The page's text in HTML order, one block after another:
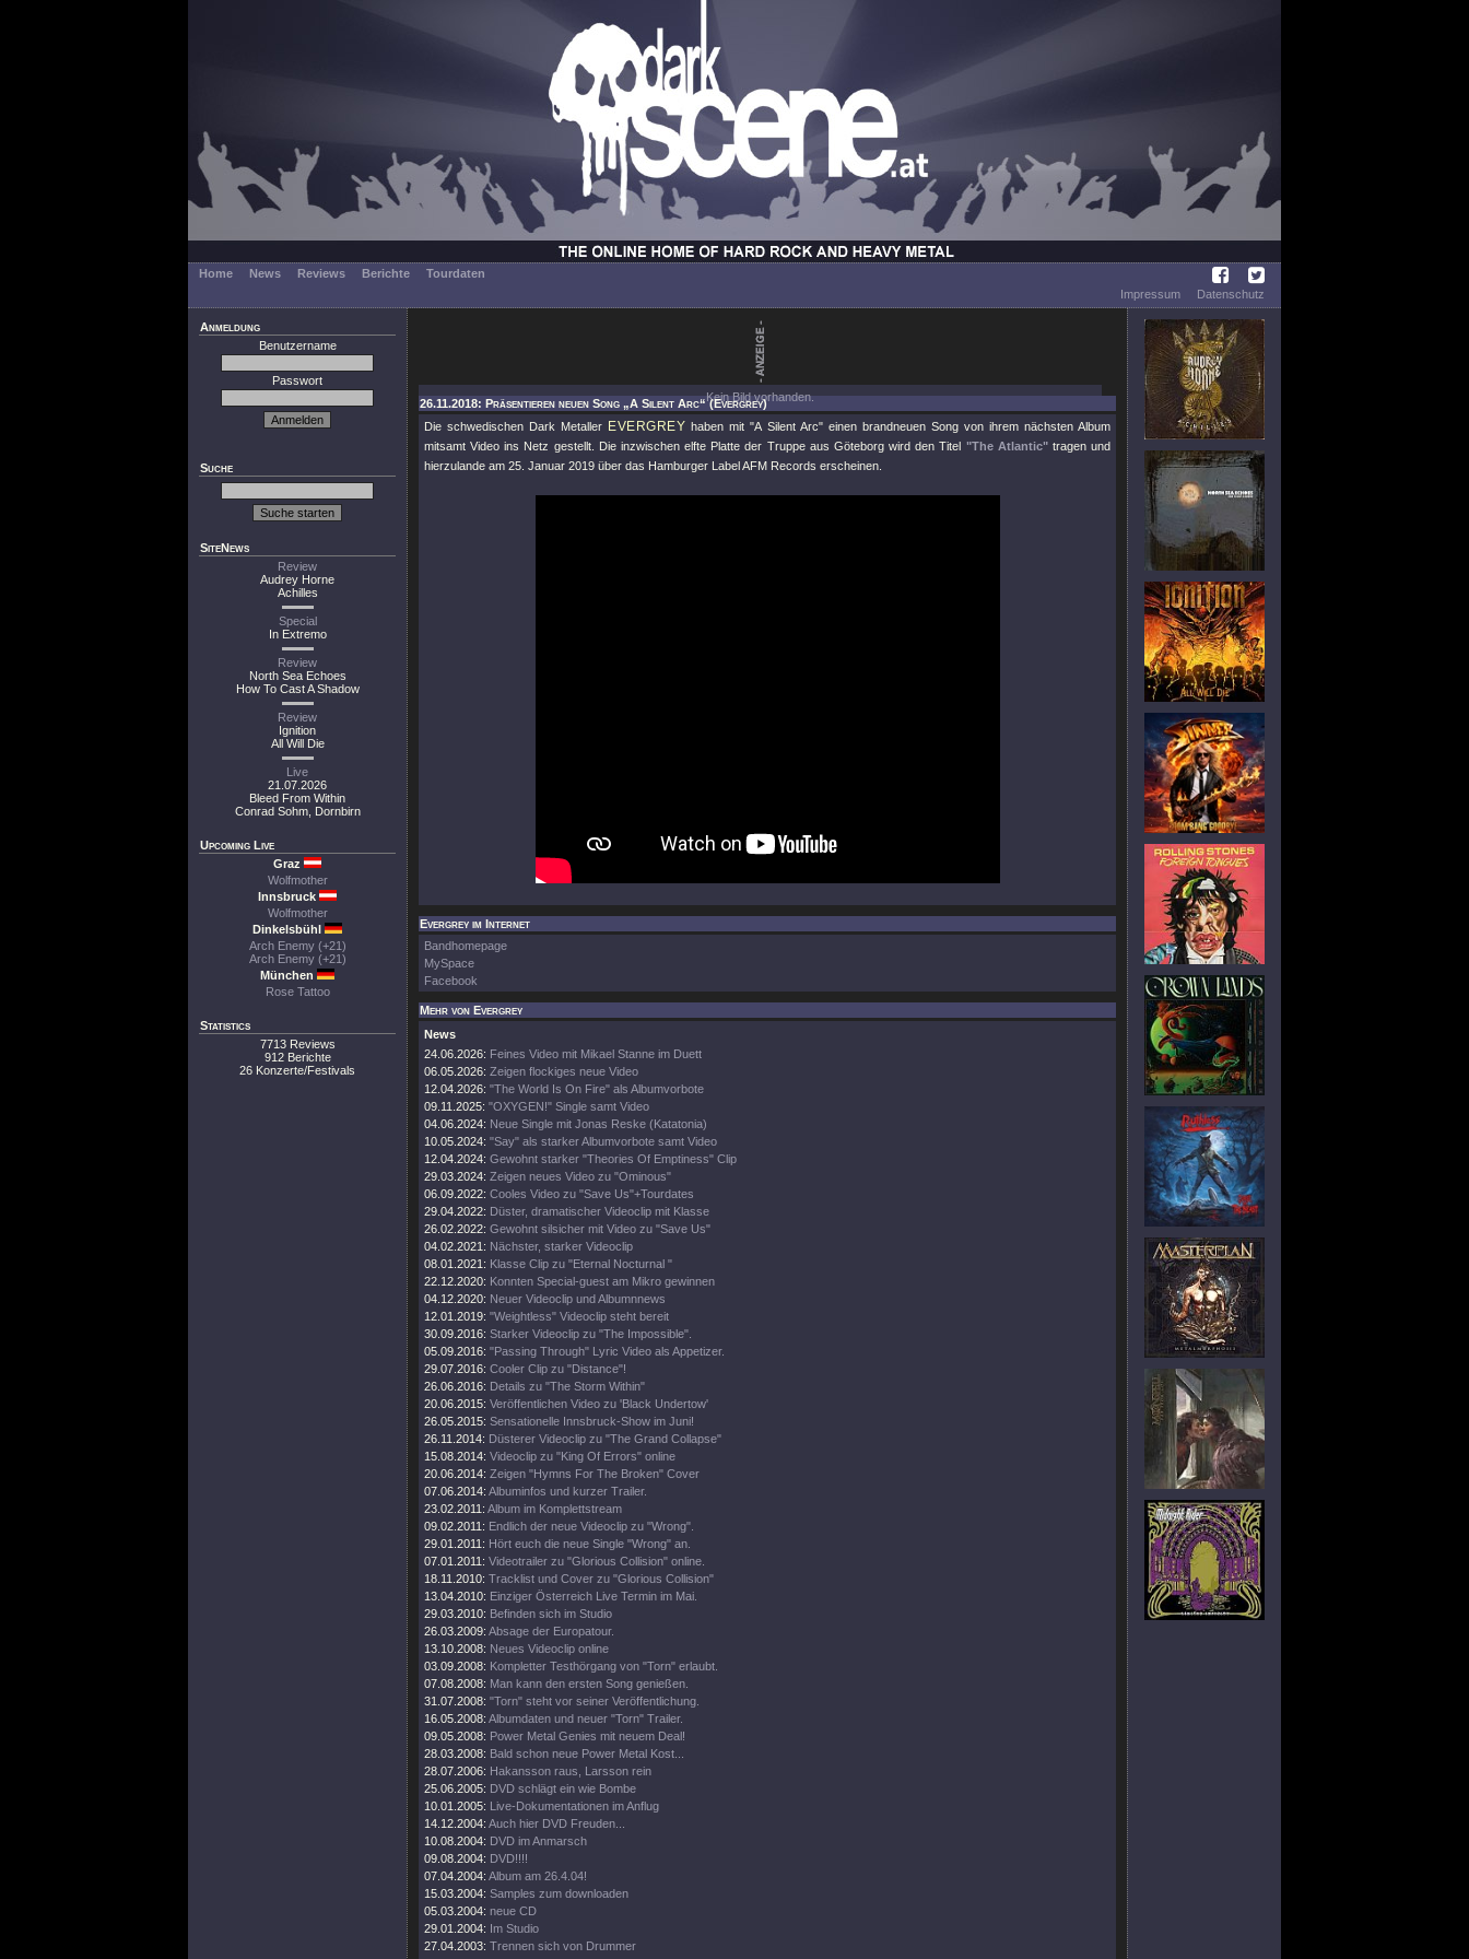
Home News Reviews Berichte
Tourdaten
Impressum
Datenschutz
Anmeldung
Benutzername
Passwort
Suche
SiteNews
Review
Audrey Horne
Achilles
Special
In Extremo
Review
North Sea Echoes
How To Cast A Shadow
Review
Ignition
All Will Die
Live
21.07.2026
Bleed From Within
Conrad Sohm, Dornbirn
Upcoming Live
Graz
Wolfmother
Innsbruck
Wolfmother
Dinkelsbühl
Arch Enemy (+21)
Arch Enemy (+21)
München
Rose Tattoo
Statistics
7713 Reviews
912 Berichte
26 Konzerte/Festivals
Kein Bild vorhanden.
26.11.2018: Präsentieren neuen Song „A Silent Arc“ (Evergrey)
Die schwedischen Dark Metaller EVERGREY haben mit"A Silent Arc"einen brandneuen Song von ihrem nächsten Album
mitsamt Video ins Netz gestellt. Die inzwischen elfte Platte der Truppe aus Göteborg wird den Titel "The Atlantic"tragen und
hierzulande am 25. Januar 2019 über das Hamburger Label AFM Records erscheinen.
Evergrey im Internet
Bandhomepage
MySpace
Facebook
Mehr von Evergrey
News
24.06.2026: Feines Video mit Mikael Stanne im Duett
06.05.2026: Zeigen flockiges neue Video
12.04.2026: "The World Is On Fire" als Albumvorbote
09.11.2025: "OXYGEN!" Single samt Video
04.06.2024: Neue Single mit Jonas Reske (Katatonia)
10.05.2024: "Say" als starker Albumvorbote samt Video
12.04.2024: Gewohnt starker "Theories Of Emptiness" Clip
29.03.2024: Zeigen neues Video zu "Ominous"
06.09.2022: Cooles Video zu "Save Us"+Tourdates
29.04.2022: Düster, dramatischer Videoclip mit Klasse
26.02.2022: Gewohnt silsicher mit Video zu "Save Us"
04.02.2021: Nächster, starker Videoclip
08.01.2021: Klasse Clip zu "Eternal Nocturnal "
22.12.2020: Konnten Special-guest am Mikro gewinnen
04.12.2020: Neuer Videoclip und Albumnnews
12.01.2019: "Weightless" Videoclip steht bereit
30.09.2016: Starker Videoclip zu "The Impossible".
05.09.2016: "Passing Through" Lyric Video als Appetizer.
29.07.2016: Cooler Clip zu "Distance"!
26.06.2016: Details zu "The Storm Within"
20.06.2015: Veröffentlichen Video zu 'Black Undertow'
26.05.2015: Sensationelle Innsbruck-Show im Juni!
26.11.2014: Düsterer Videoclip zu "The Grand Collapse"
15.08.2014: Videoclip zu "King Of Errors" online
20.06.2014: Zeigen "Hymns For The Broken" Cover
07.06.2014: Albuminfos und kurzer Trailer.
23.02.2011: Album im Komplettstream
09.02.2011: Endlich der neue Videoclip zu "Wrong".
29.01.2011: Hört euch die neue Single "Wrong" an.
07.01.2011: Videotrailer zu "Glorious Collision" online.
18.11.2010: Tracklist und Cover zu "Glorious Collision"
13.04.2010: Einziger Österreich Live Termin im Mai.
29.03.2010: Befinden sich im Studio
26.03.2009: Absage der Europatour.
13.10.2008: Neues Videoclip online
03.09.2008: Kompletter Testhörgang von "Torn" erlaubt.
07.08.2008: Man kann den ersten Song genießen.
31.07.2008: "Torn" steht vor seiner Veröffentlichung.
16.05.2008: Albumdaten und neuer "Torn" Trailer.
09.05.2008: Power Metal Genies mit neuem Deal!
28.03.2008: Bald schon neue Power Metal Kost...
28.07.2006: Hakansson raus, Larsson rein
25.06.2005: DVD schlägt ein wie Bombe
10.01.2005: Live-Dokumentationen im Anflug
14.12.2004: Auch hier DVD Freuden...
10.08.2004: DVD im Anmarsch
09.08.2004: DVD!!!!
07.04.2004: Album am 26.4.04!
15.03.2004: Samples zum downloaden
05.03.2004: neue CD
29.01.2004: Im Studio
27.04.2003: Trennen sich von Drummer